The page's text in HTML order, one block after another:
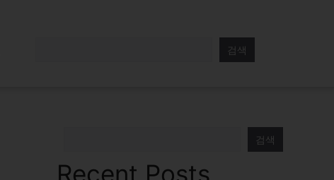
검색
검색
Recent Posts